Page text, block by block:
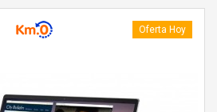
Oferta Hoy